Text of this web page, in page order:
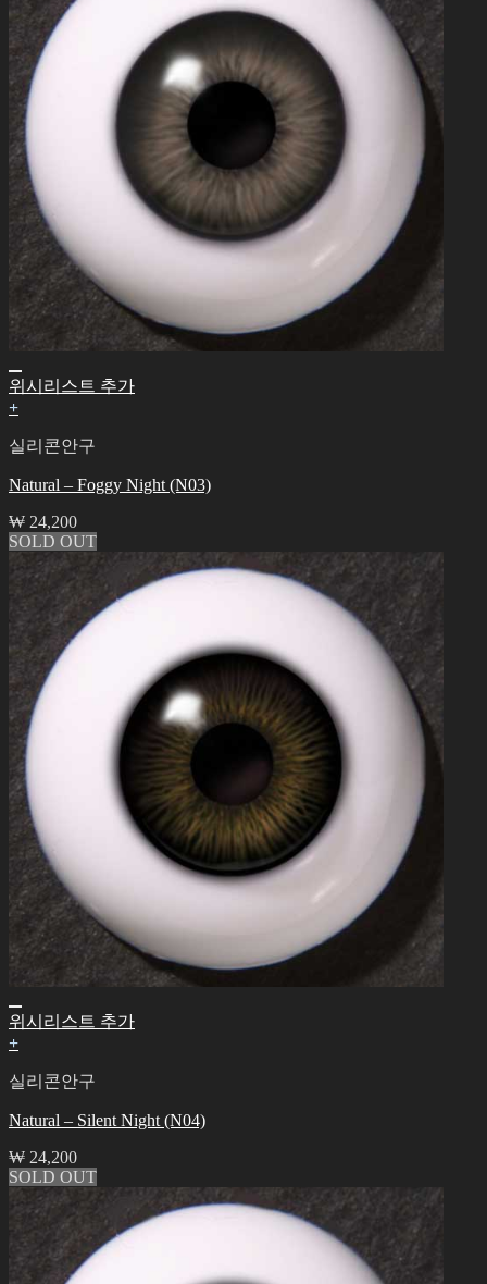
위시리스트 추가
+
실리콘안구
Natural – Foggy Night (N03)
₩ 24,200
SOLD OUT
위시리스트 추가
+
실리콘안구
Natural – Silent Night (N04)
₩ 24,200
SOLD OUT